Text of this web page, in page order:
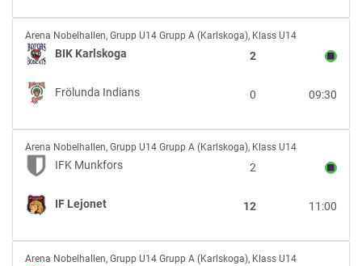
BIK
Karlskoga
vs
Frölunda
Indians
Arena Nobelhallen, Grupp U14 Grupp A (Karlskoga), Klass U14
BIK Karlskoga 2
Frölunda Indians 09:30
0
IFK
Munkfors
vs
IF
Lejonet
Arena Nobelhallen, Grupp U14 Grupp A (Karlskoga), Klass U14
IFK Munkfors 2
IF Lejonet 11:00
12
Frölunda
Arena Nobelhallen, Grupp U14 Grupp A (Karlskoga), Klass U14